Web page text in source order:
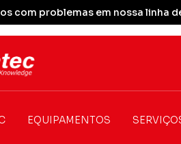
com problemas em nossa linha
EQUIPAMENTOS